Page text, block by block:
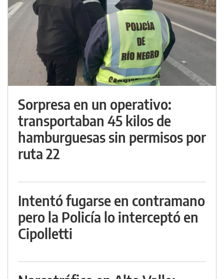
Sorpresa en un operativo:
transportaban 45 kilos de
hamburguesas sin permisos por
ruta 22
Intentó fugarse en contramano
pero la Policía lo interceptó en
Cipolletti